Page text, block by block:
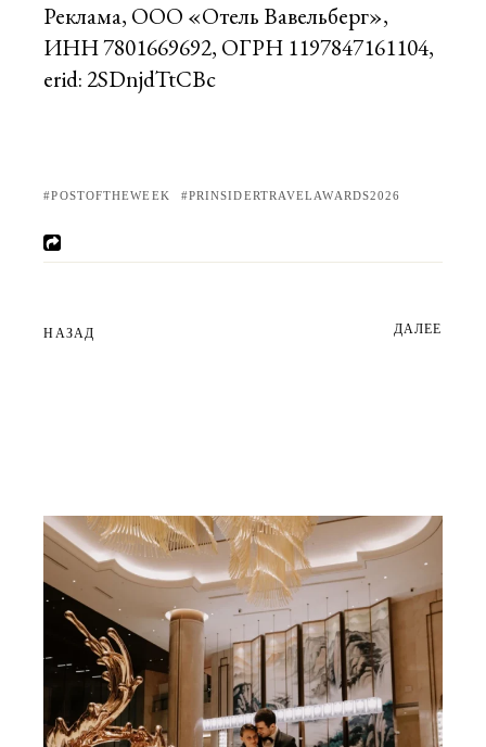
Реклама, ООО «Отель Вавельберг»,
ИНН 7801669692, ОГРН 1197847161104,
erid: 2SDnjdTtCBc
POSTOFTHEWEEK PRINSIDERTRAVELAWARDS2026
НАЗАД ДАЛЕЕ